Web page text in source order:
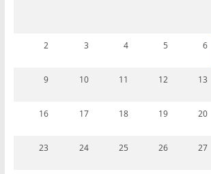
2 3 4 5 6
9 10 11 12 13
16 17 18 19 20
23 24 25 26 27